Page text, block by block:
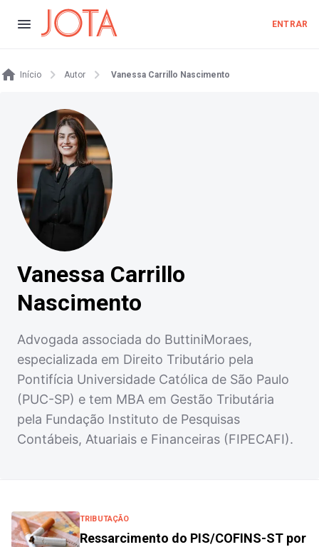
ENTRAR
Início Autor Vanessa Carrillo Nascimento
Vanessa Carrillo
Nascimento
Advogada associada do ButtiniMoraes,
especializada em Direito Tributário pela
Pontifícia Universidade Católica de São Paulo
(PUC-SP) e tem MBA em Gestão Tributária
pela Fundação Instituto de Pesquisas
Contábeis, Atuariais e Financeiras (FIPECAFI).
TRIBUTAÇÃO
Ressarcimento do PIS/COFINS-ST por